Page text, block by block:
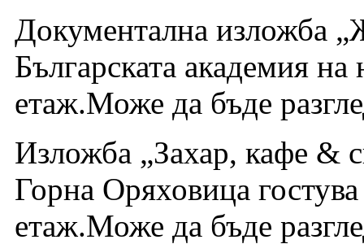
Документална изложба
Българската академия
етаж.Може да бъде
Изложба „Захар, кафе &
Горна Оряховица
етаж.Може да бъде